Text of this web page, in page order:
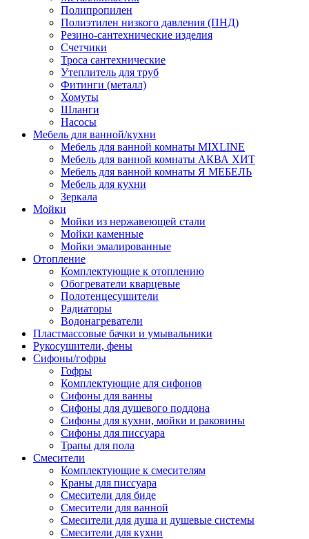
Полипропилен
Полиэтилен низкого давления (ПНД)
Резино-сантехнические изделия
Счетчики
Троса сантехнические
Утеплитель для труб
Фитинги (металл)
Хомуты
Шланги
Насосы
Мебель для ванной/кухни
Мебель для ванной комнаты MIXLINE
Мебель для ванной комнаты АКВА ХИТ
Мебель для ванной комнаты Я МЕБЕЛЬ
Мебель для кухни
Зеркала
Мойки
Мойки из нержавеющей стали
Мойки каменные
Мойки эмалированные
Отопление
Комплектующие к отоплению
Обогреватели кварцевые
Полотенцесушители
Радиаторы
Водонагреватели
Пластмассовые бачки и умывальники
Рукосушители, фены
Сифоны/гофры
Гофры
Комплектующие для сифонов
Сифоны для ванны
Сифоны для душевого поддона
Сифоны для кухни, мойки и раковины
Сифоны для писсуара
Трапы для пола
Смесители
Комплектующие к смесителям
Краны для писсуара
Смесители для биде
Смесители для ванной
Смесители для душа и душевые системы
Смесители для кухни